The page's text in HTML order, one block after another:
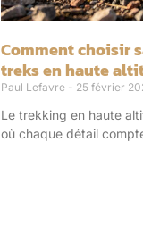
Comment choisir
treks en haute
Paul Lefavre 25 février
Le trekking en haute
où chaque détail